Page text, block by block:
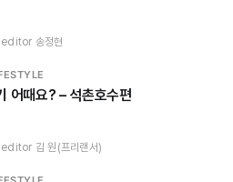
editor 송정현
어때요? – 석촌호수편
editor 김 원(프리랜서)